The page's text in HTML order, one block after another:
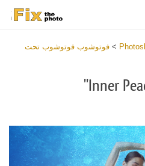
> فوتوشوب فوتوشوب تحت